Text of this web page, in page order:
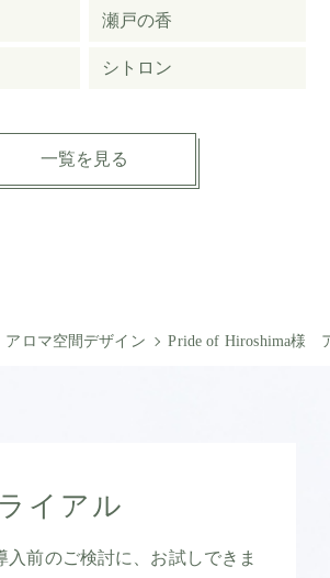
瀬戸の香
シトロン
一覧を見る
アロマ空間デザイン Pride of Hiroshima様
イアル
入前のご検討に、お試しできま